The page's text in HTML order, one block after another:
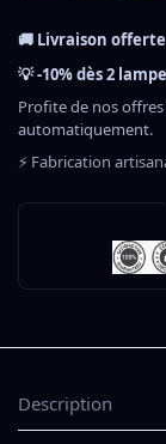
🚚 Livraison offerte
💡 -10% dès 2
Profite de nos
automatiquement.
⚡ Fabrication
Description